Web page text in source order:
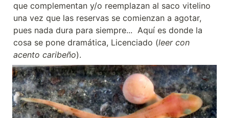
que complementan y/o reemplazan al saco vitelino
una vez que las reservas se comienzan a agotar,
pues nada dura para siempre...  Aquí es donde la
cosa se pone dramática, Licenciado (leer con
acento caribeño).